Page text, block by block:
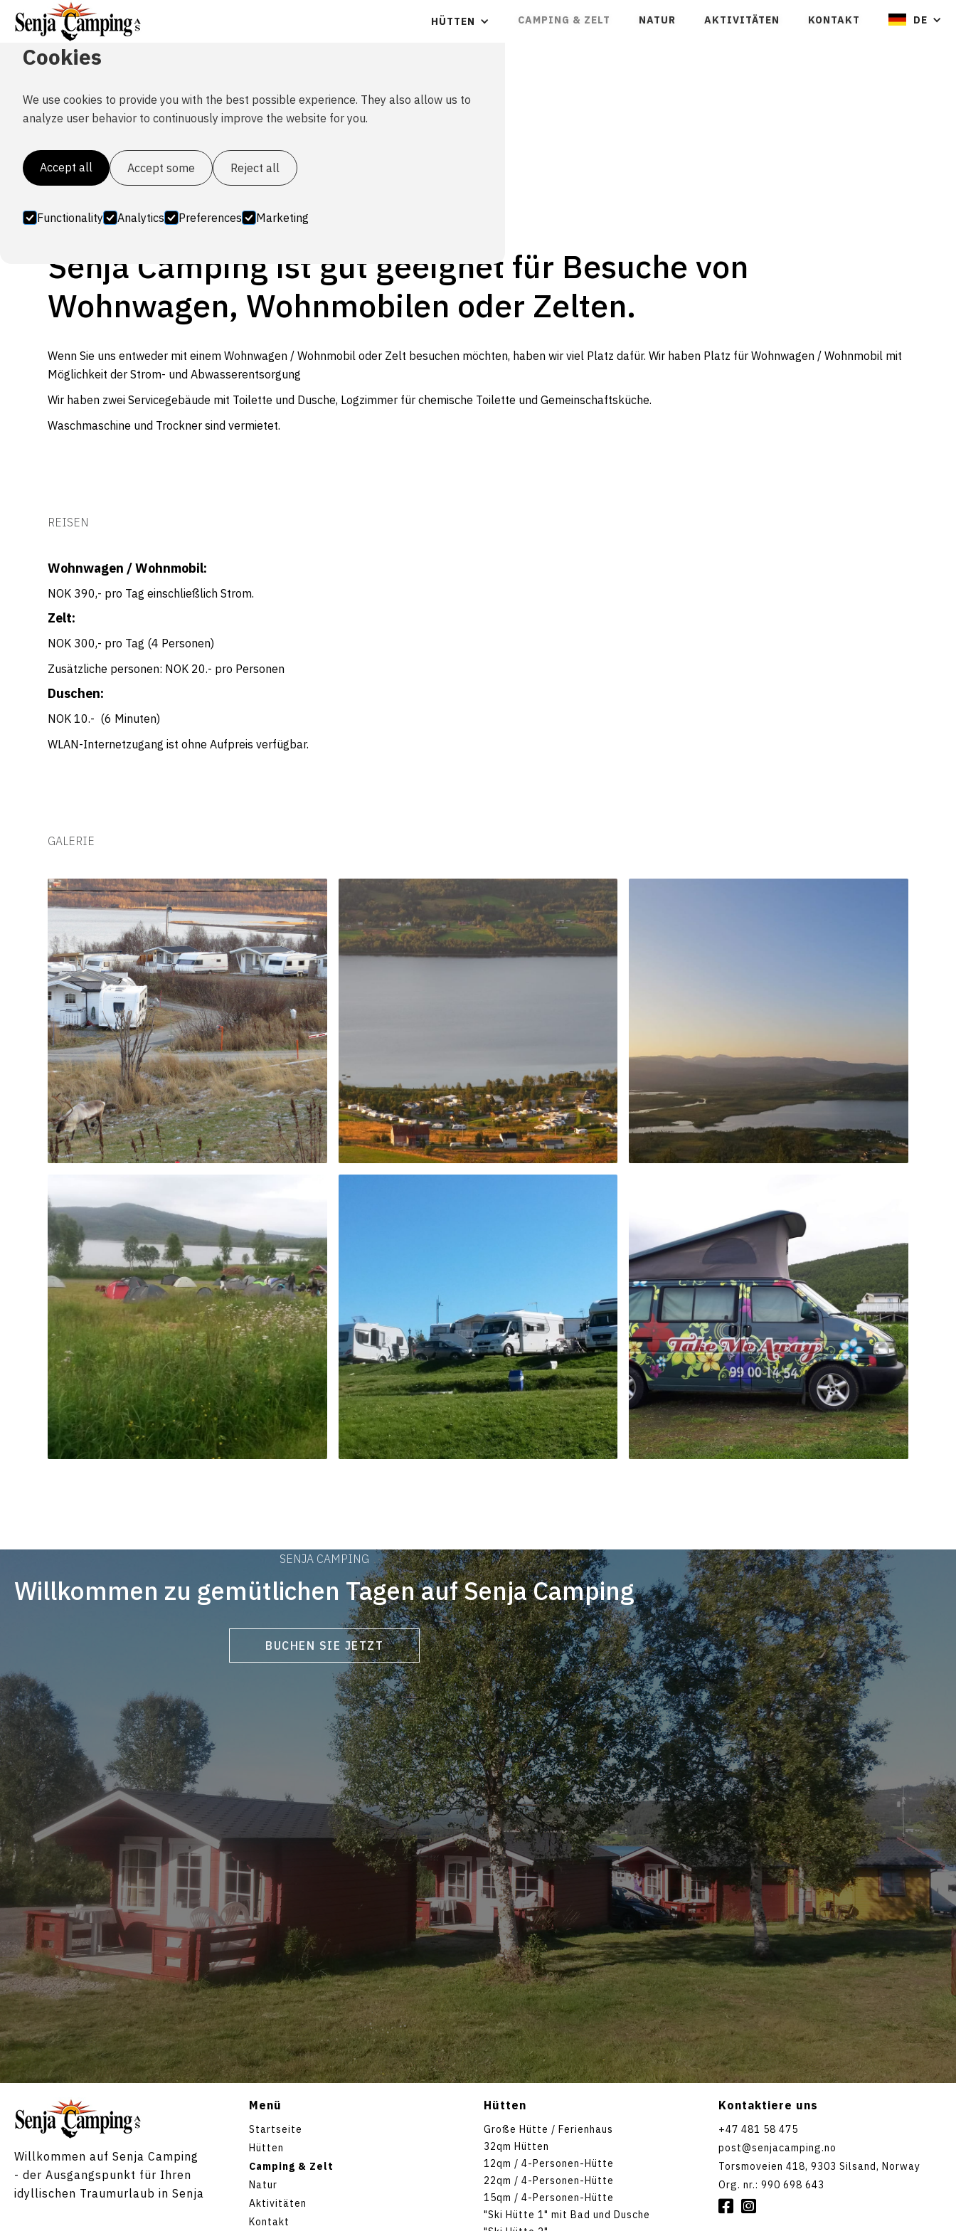
Cookies
We use cookies to provide you with the best possible experience. They also allow us to
analyze user behavior to continuously improve the website for you.
Accept all Accept some Reject all
Functionality Analytics Preferences Marketing
HÜTTEN CAMPING & ZELT NATUR AKTIVITÄTEN KONTAKT DE
Camping & Zelt
Senja Camping ist gut geeignet für Besuche von
Wohnwagen, Wohnmobilen oder Zelten.
Wenn Sie uns entweder mit einem Wohnwagen / Wohnmobil oder Zelt besuchen möchten, haben wir viel Platz dafür. Wir haben Platz für Wohnwagen / Wohnmobil mit
Möglichkeit der Strom- und Abwasserentsorgung
Wir haben zwei Servicegebäude mit Toilette und Dusche, Logzimmer für chemische Toilette und Gemeinschaftsküche.
Waschmaschine und Trockner sind vermietet.
REISEN
Wohnwagen / Wohnmobil:
NOK 390,- pro Tag einschließlich Strom.
Zelt:
NOK 300,- pro Tag (4 Personen)
Zusätzliche personen: NOK 20.- pro Personen
Duschen:
NOK 10.- (6 Minuten)
WLAN-Internetzugang ist ohne Aufpreis verfügbar.
GALERIE
SENJA CAMPING
Willkommen zu gemütlichen Tagen auf Senja Camping
BUCHEN SIE JETZT
Willkommen auf Senja Camping
- der Ausgangspunkt für Ihren
idyllischen Traumurlaub in Senja
Menü
Startseite
Hütten
Camping & Zelt
Natur
Aktivitäten
Kontakt
Hütten
Große Hütte / Ferienhaus
32qm Hütten
12qm / 4-Personen-Hütte
22qm / 4-Personen-Hütte
15qm / 4-Personen-Hütte
"Ski Hütte 1" mit Bad und Dusche
Kontaktiere uns
+47 481 58 475
post@senjacamping.no
Torsmoveien 418, 9303 Silsand, Norway
Org. nr.: 990 698 643
 